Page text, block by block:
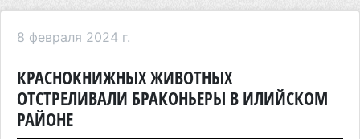
8 февраля 2024 г.
КРАСНОКНИЖНЫХ ЖИВОТНЫХ
ОТСТРЕЛИВАЛИ БРАКОНЬЕРЫ В ИЛИЙСКОМ
РАЙОНЕ